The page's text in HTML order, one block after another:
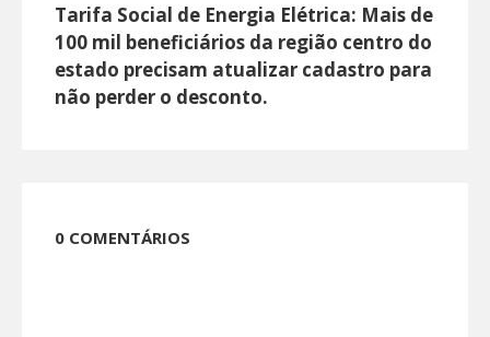
Tarifa Social de Energia Elétrica: Mais de
100 mil beneficiários da região centro do
estado precisam atualizar cadastro para
não perder o desconto.
0 COMENTÁRIOS